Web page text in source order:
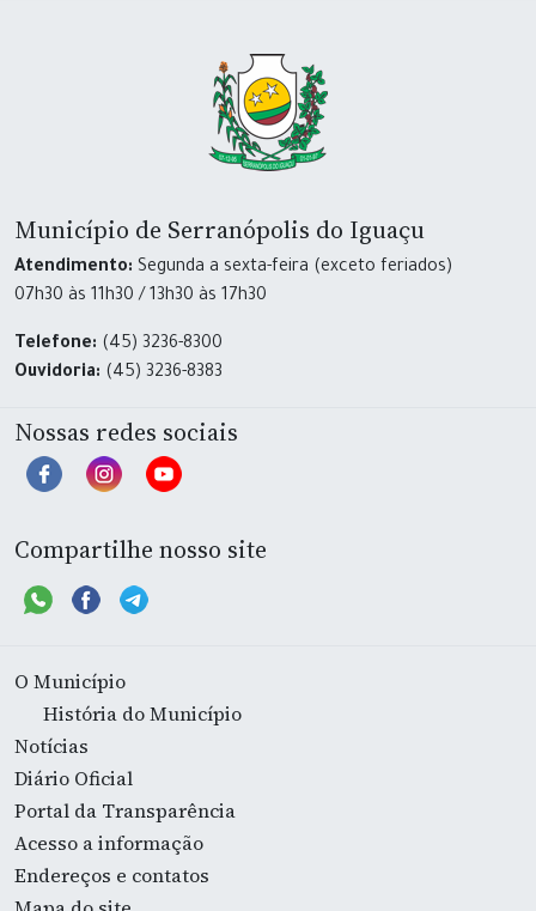
Município de Serranópolis do Iguaçu
Atendimento: Segunda a sexta-feira (exceto feriados)
07h30 às 11h30 / 13h30 às 17h30
Telefone: (45) 3236-8300
Ouvidoria: (45) 3236-8383
Nossas redes sociais
Compartilhe nosso site
O Município
História do Município
Notícias
Diário Oficial
Portal da Transparência
Acesso a informação
Endereços e contatos